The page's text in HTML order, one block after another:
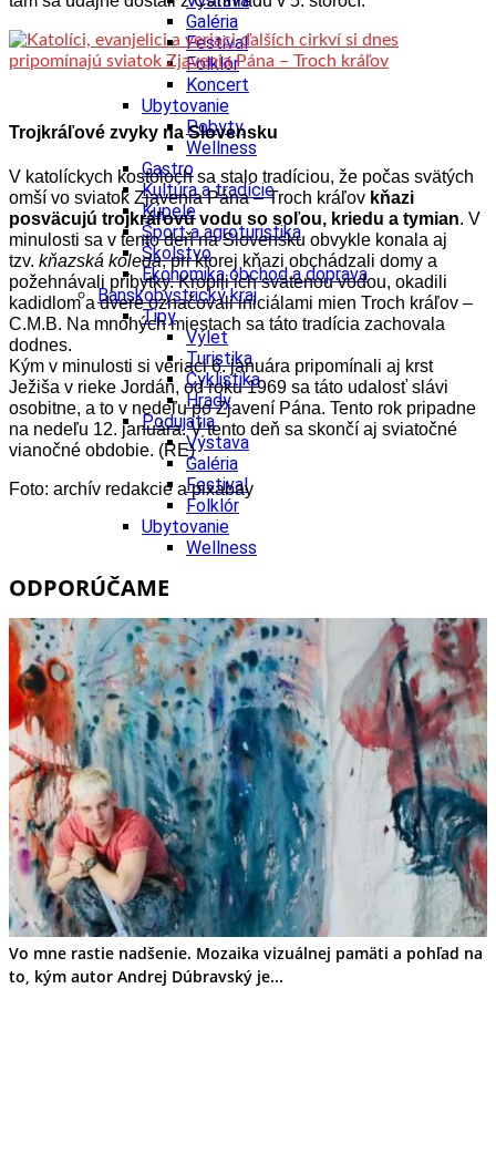
Galéria
Festival
Folklór
Koncert
Ubytovanie
Pobyty
Wellness
Gastro
Kultúra a tradície
Kúpele
Šport a agroturistika
Školstvo
Ekonomika obchod a doprava
Banskobystrický kraj
Tipy
Výlet
Turistika
Cyklistika
Hrady
Podujatia
Výstava
Galéria
Festival
Folklór
Ubytovanie
Wellness
Kúpele
Šport a agroturistika
Školstvo
Ekonomika obchod a doprava
Košický kraj
Tipy
Výlet
Turistika
Cyklistika
Hrady
Podujatia
Výstava
Galéria
Divadlo
Folklór
Fašiangy
Ubytovanie
Trojkráľové zvyky na Slovensku
V katolíckych kostoloch sa stalo tradíciou, že počas svätých
omší vo sviatok Zjavenia Pána – Troch kráľov kňazi
posväcujú trojkráľovú vodu so soľou, kriedu a tymian. V
minulosti sa v tento deň na Slovensku obvykle konala aj
tzv. kňazská koleda, pri ktorej kňazi obchádzali domy a
požehnávali príbytky. Kropili ich svätenou vodou, okadili
kadidlom a dvere označovali iniciálami mien Troch kráľov –
C.M.B. Na mnohých miestach sa táto tradícia zachovala
dodnes.
Kým v minulosti si veriaci 6. januára pripomínali aj krst
Ježiša v rieke Jordán, od roku 1969 sa táto udalosť slávi
osobitne, a to v nedeľu po Zjavení Pána. Tento rok pripadne
na nedeľu 12. januára. V tento deň sa skončí aj sviatočné
vianočné obdobie. (RE)
Foto: archív redakcie a pixabay
ODPORÚČAME
Vo mne rastie nadšenie. Mozaika vizuálnej pamäti a pohľad na
to, kým autor Andrej Dúbravský je...